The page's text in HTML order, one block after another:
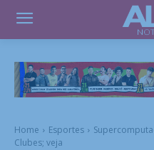
Home Esportes
Clubes; veja